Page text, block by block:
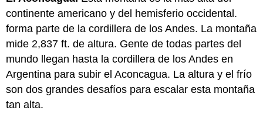
continente americano y del hemisferio occidental.
forma parte de la cordillera de los Andes. La montaña
mide 2,837 ft. de altura. Gente de todas partes del
mundo llegan hasta la cordillera de los Andes en
Argentina para subir el Aconcagua. La altura y el frío
son dos grandes desafíos para escalar esta montaña
tan alta.